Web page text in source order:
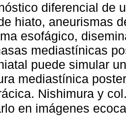
diferencial de
hiato, aneurismas
esofágico,
mediastínicas
puede simular
mediastínica
Nishimura y
en imágenes